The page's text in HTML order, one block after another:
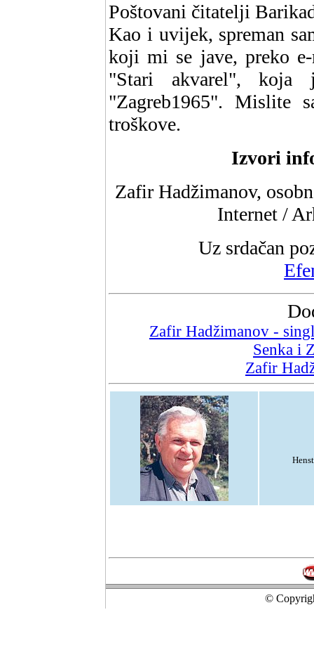
Poštovani čitatelji
Kao i uvijek, spreman
koji mi se jave, preko
"Stari akvarel", koja
"Zagreb1965". Mislite
troškove.
Izvori
Zafir Hadžimanov,
Internet /
Uz srdačan
Zafir Hadžimanov -
Senka i
Zafir
©